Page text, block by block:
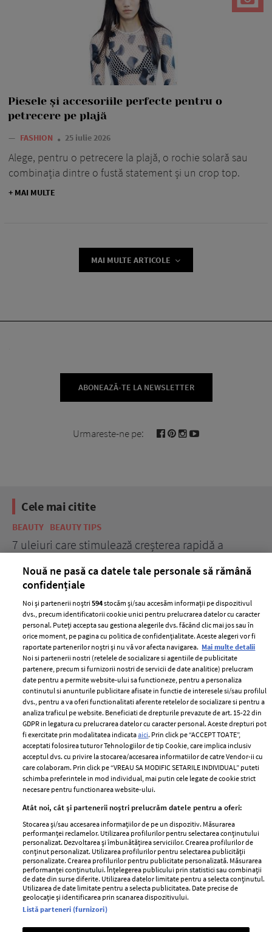
Piesele și accesoriile perfecte pentru o
petrecere pe plajă
— FASHION 25 iulie 2026
Alege, pentru o petrecere la plajă, o rochie solară sau
combinația dintre o fustă statement și un crop top.
+ MAI MULTE
MAI MULTE ARTICOLE
ABONEAZĂ-TE LA NEWSLETTER
Urmareste-ne pe:
Cele mai citite
BEAUTY BEAUTY TIPS
7 uleiuri care stimulează creșterea rapidă a
ELLE Style Awards
2024
Despre ELLE
Romania
Contact
Abonamente
Termeni si conditii
Politica de
confidențialitate
Politica de cookies
Publicitate
GSP
Unica
Baby
Retete
femei
Viva
Avantaje
Retete practice
Pariază responsabil! Decizia ONJN nr. 821/25.09.2025.
Jocurile de noroc sunt interzise minorilor.
Nouă ne pasă ca datele tale personale să rămână
confidențiale
Noi și partenerii noștri594stocăm și/sau accesăm informații pe dispozitivul
dvs., precum identificatorii cookie unici pentru prelucrarea datelor cu caracter
personal. Puteți accepta sau gestiona alegerile dvs. făcând clic mai jos sau în
orice moment, pe pagina cu politica de confidențialitate. Aceste alegeri vor fi
raportate partenerilor noștri și nu vă vor afecta navigarea. Mai multe detalii
Noi si partenerii nostri (retelele de socializare si agentiile de publicitate
partenere, precum si furnizorii nostri de servicii de date analitice) prelucram
date pentru a permite website-ului sa functioneze, pentru a personaliza
continutul si anunturile publicitare afisate in functie de interesele si/sau profilul
dvs., pentru a va oferi functionalitati aferente retelelor de socializare si pentru a
analiza traficul pe website. Beneficiati de drepturile prevazute de art. 15-22 din
GDPR in legatura cu prelucrarea datelor cu caracter personal. Aceste drepturi pot
fi exercitate prin modalitatea indicataaici. Prin click pe “ACCEPT TOATE”,
acceptati folosirea tuturor Tehnologiilor de tip Cookie, care implica inclusiv
acceptul dvs. cu privire la stocarea/accesarea informatiilor de catre Vendor-ii cu
care colaboram. Prin click pe “VREAU SA MODIFIC SETARILE INDIVIDUAL” puteti
schimba preferintele in mod individual, mai putin cele legate de cookie strict
necesare pentru functionarea website-ului.
Atât noi, cât și partenerii noștri prelucrăm datele pentru a oferi:
Stocarea și/sau accesarea informațiilor de pe un dispozitiv. Măsurarea
performanței reclamelor. Utilizarea profilurilor pentru selectarea conținutului
personalizat. Dezvoltarea și îmbunătățirea serviciilor. Crearea profilurilor de
conținut personalizat. Utilizarea profilurilor pentru selectarea publicității
personalizate. Crearea profilurilor pentru publicitate personalizată. Măsurarea
performanței conținutului. Înțelegerea publicului prin statistici sau combinații
de date din surse diferite. Utilizarea datelor limitate pentru a selecta conținutul.
Utilizarea de date limitate pentru a selecta publicitatea. Date precise de
geolocație și identificarea prin scanarea dispozitivului.
Listă parteneri (furnizori)